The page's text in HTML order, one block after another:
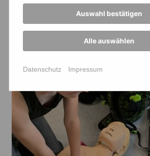
Auswahl bestätigen
Alle auswählen
Datenschutz Impressum